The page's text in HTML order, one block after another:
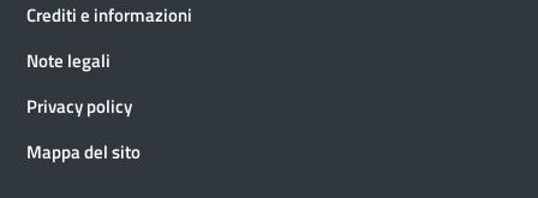
Crediti e informazioni
Note legali
Privacy policy
Mappa del sito